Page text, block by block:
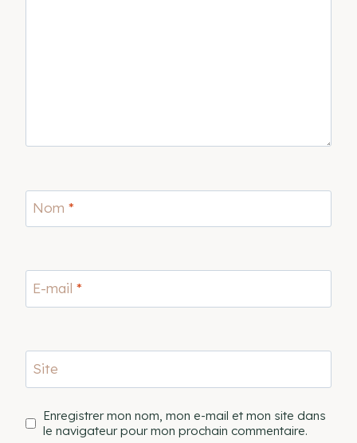
Nom *
E-mail *
Site
Enregistrer mon nom, mon e-mail et mon site dans
le navigateur pour mon prochain commentaire.